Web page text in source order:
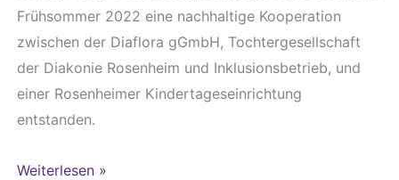
Frühsommer 2022 eine nachhaltige Kooperation
zwischen der Diaflora gGmbH, Tochtergesellschaft
der Diakonie Rosenheim und Inklusionsbetrieb, und
einer Rosenheimer Kindertageseinrichtung
entstanden.
Weiterlesen »